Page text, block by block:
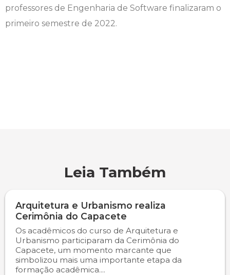
professores de Engenharia de Software finalizaram o
primeiro semestre de 2022.
Leia Também
Arquitetura e Urbanismo realiza
Cerimônia do Capacete
Os acadêmicos do curso de Arquitetura e
Urbanismo participaram da Cerimônia do
Capacete, um momento marcante que
simbolizou mais uma importante etapa da
formação acadêmica....
Engenharia Agronômica
Medicina Veterinária
Nutrição
Odontologia
Carteirinha de Estudante
Núcleo de Apoio Psicopedagógico
Ouvidoria
Plano de Ensino
Diploma Digital
Portal do Egresso
Portal do RH
Programa de Monitoria